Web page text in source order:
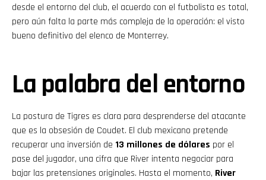
desde el entorno del club, el acuerdo con el futbolista es total,
pero aún falta la parte más compleja de la operación: el visto
bueno definitivo del elenco de Monterrey.
La palabra del entorno
La postura de Tigres es clara para desprenderse del atacante
que es la obsesión de Coudet. El club mexicano pretende
recuperar una inversión de 13 millones de dólares por el
pase del jugador, una cifra que River intenta negociar para
bajar las pretensiones originales. Hasta el momento, River